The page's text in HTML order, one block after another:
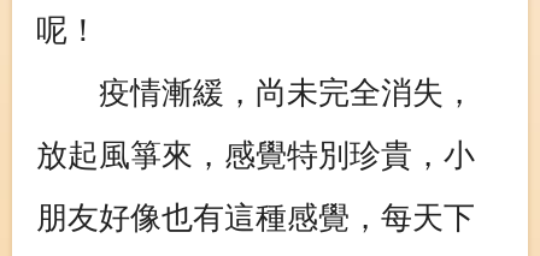
呢！
疫情漸緩，尚未完全消失，
放起風箏來，感覺特別珍貴，小
朋友好像也有這種感覺，每天下